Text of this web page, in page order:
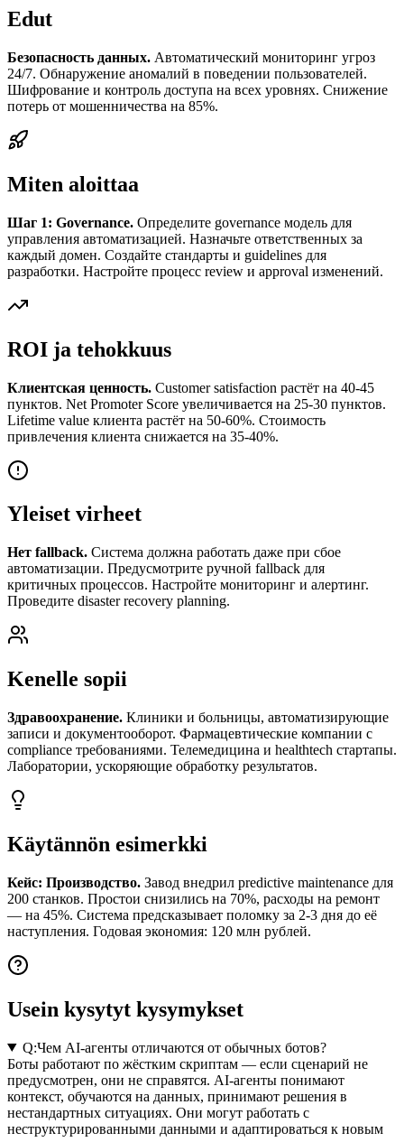
Edut
Безопасность данных. Автоматический мониторинг угроз
24/7. Обнаружение аномалий в поведении пользователей.
Шифрование и контроль доступа на всех уровнях. Снижение
потерь от мошенничества на 85%.
Miten aloittaa
Шаг 1: Governance. Определите governance модель для
управления автоматизацией. Назначьте ответственных за
каждый домен. Создайте стандарты и guidelines для
разработки. Настройте процесс review и approval изменений.
ROI ja tehokkuus
Клиентская ценность. Customer satisfaction растёт на 40-45
пунктов. Net Promoter Score увеличивается на 25-30 пунктов.
Lifetime value клиента растёт на 50-60%. Стоимость
привлечения клиента снижается на 35-40%.
Yleiset virheet
Нет fallback. Система должна работать даже при сбое
автоматизации. Предусмотрите ручной fallback для
критичных процессов. Настройте мониторинг и алертинг.
Проведите disaster recovery planning.
Kenelle sopii
Здравоохранение. Клиники и больницы, автоматизирующие
записи и документооборот. Фармацевтические компании с
compliance требованиями. Телемедицина и healthtech стартапы.
Лаборатории, ускоряющие обработку результатов.
Käytännön esimerkki
Кейс: Производство. Завод внедрил predictive maintenance для
200 станков. Простои снизились на 70%, расходы на ремонт
— на 45%. Система предсказывает поломку за 2-3 дня до её
наступления. Годовая экономия: 120 млн рублей.
Usein kysytyt kysymykset
Q:Чем AI-агенты отличаются от обычных ботов?
Боты работают по жёстким скриптам — если сценарий не
предусмотрен, они не справятся. AI-агенты понимают
контекст, обучаются на данных, принимают решения в
нестандартных ситуациях. Они могут работать с
неструктурированными данными и адаптироваться к новым